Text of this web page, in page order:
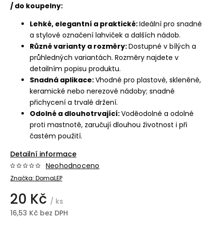
/ do koupelny:
Lehké, elegantní a praktické:Ideální pro snadné
a stylové označení lahviček a dalších nádob.
Různé varianty a rozměry:Dostupné v bílých a
průhledných variantách. Rozměry najdete v
detailním popisu produktu.
Snadná aplikace:Vhodné pro plastové, skleněné,
keramické nebo nerezové nádoby; snadné
přichycení a trvalé držení.
Odolné a dlouhotrvající:Voděodolné a odolné
proti mastnotě, zaručují dlouhou životnost i při
častém použití.
Detailní informace
Značka: DomaLEP
Neohodnoceno
20 Kč / ks
16,53 Kč bez DPH